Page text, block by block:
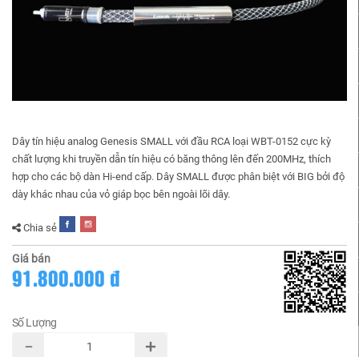
Dây tín hiệu analog Genesis SMALL với đầu RCA loại WBT-0152 cực kỳ
chất lượng khi truyền dẫn tín hiệu có băng thông lên đến 200MHz, thích
hợp cho các bộ dàn Hi-end cấp. Dây SMALL được phân biệt với BIG bởi độ
dày khác nhau của vỏ giáp bọc bên ngoài lõi dây.
Chia sẻ
Giá bán
91.800.000 đ
Số Lượng